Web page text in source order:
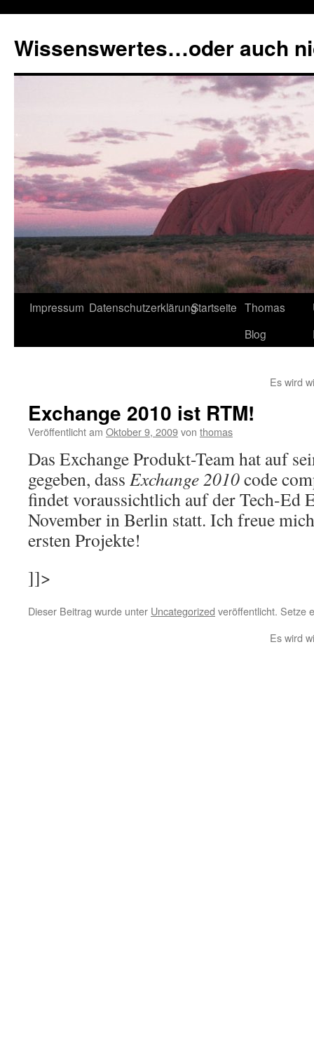
springen
Wissenswertes…oder auch
Impressum DatenschutzerklärungStartseite Thomas
Blog
Es wird
Exchange 2010 ist RTM!
Veröffentlicht am Oktober 9, 2009von thomas
Das Exchange Produkt-Team hat auf
gegeben, dass Exchange 2010code
findet voraussichtlich auf der Tech-Ed
November in Berlin statt. Ich freue
ersten Projekte!
]]>
Dieser Beitrag wurde unter Uncategorized veröffentlicht. Setze
Es wird